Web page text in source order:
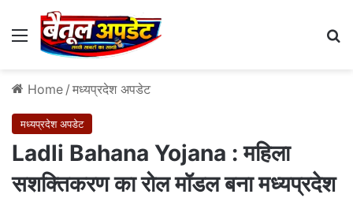
Menu
Home / मध्यप्रदेश अपडेट
मध्यप्रदेश अपडेट
Ladli Bahana Yojana : महिला
सशक्तिकरण का रोल मॉडल बना मध्यप्रदेश